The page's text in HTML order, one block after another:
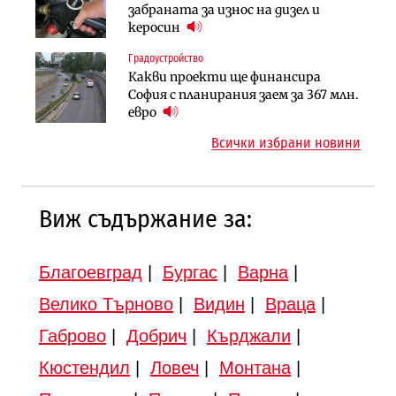
забраната за износ на дизел и
керосин
Градоустройство
Какви проекти ще финансира
София с планирания заем за 367 млн.
евро
АПИ възложи промяната на
парцеларния план за
Търново
Градоустройство
Шест кандидата с интерес към
езеро става част от бъдещата
магистрала „Черно море“
Публични финанси
Регионалният министър поема „на
ръчно управление“ общинската
инвестиционна програма
Всички избрани новини
Виж съдържание за:
Благоевград Бургас| Варна|
Велико Търново| Видин Враца|
Габрово| Добрич Кърджали
Кюстендил
Ловеч Монтана|